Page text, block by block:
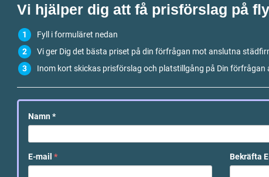
Vi hjälper dig att få prisförslag på
Fyll i formuläret nedan
Vi ger Dig det bästa priset på din förfrågan mot anslutna
Inom kort skickas prisförslag och platstillgång på Din förfrågan
Namn*
E-mail* Bekräfta